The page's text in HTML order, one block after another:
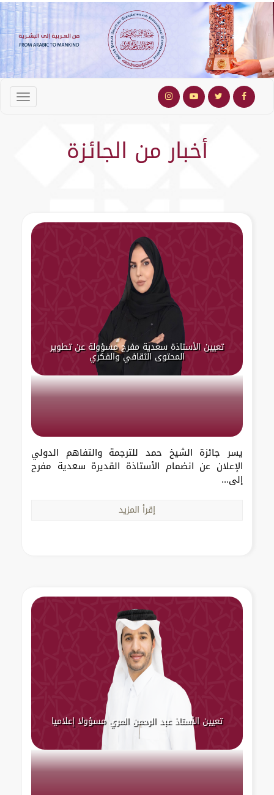
أخبار من الجائزة
تعيين الأستاذة سعدية مفرح مسؤولة عن تطوير
المحتوى الثقافي والفكري
يسر جائزة الشيخ حمد للترجمة والتفاهم الدولي
الإعلان عن انضمام الأستاذة القديرة سعدية مفرح
إلى...
إقرأ المزيد
تعيين الأستاذ عبد الرحمن المري مسؤولا إعلاميا